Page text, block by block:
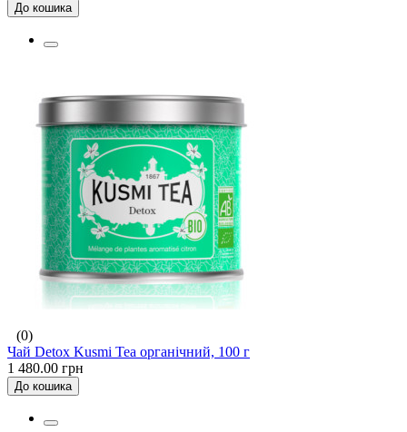
До кошика
(0)
Чай Detox Kusmi Tea органічний, 100 г
1 480.00 грн
До кошика